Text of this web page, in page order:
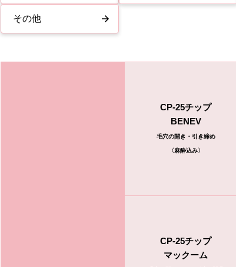
その他
CP-25チップ
BENEV
毛穴の開き・引き締め
〈麻酔込み〉
CP-25チップ
マックーム